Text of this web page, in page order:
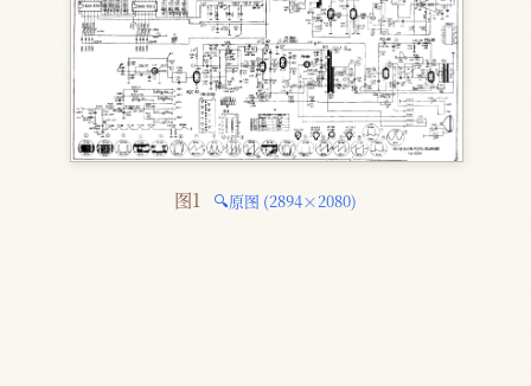
图1 🔍原图 (2894×2080)